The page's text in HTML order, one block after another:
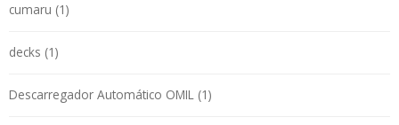
cumaru (1)
decks (1)
Descarregador Automático OMIL (1)